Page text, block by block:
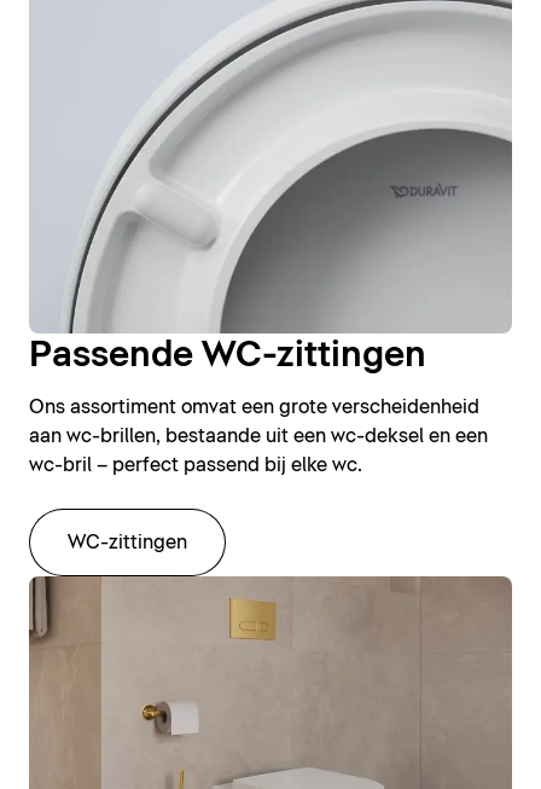
Passende WC-zittingen
Ons assortiment omvat een grote verscheidenheid
aan wc-brillen, bestaande uit een wc-deksel en een
wc-bril – perfect passend bij elke wc.
WC-zittingen